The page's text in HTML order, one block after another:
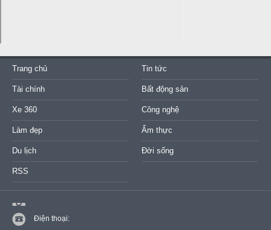
Trang chủ Tin tức
Tài chính Bất động sản
Xe 360 Công nghệ
Làm đẹp Ẩm thực
Du lịch Đời sống
RSS
Điện thoại: